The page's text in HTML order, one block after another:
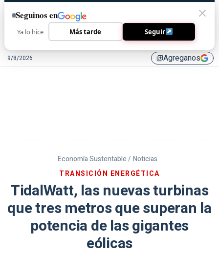
9/8/2026 library_addAgreganos
Economía Sustentable / Noticias
TRANSICIÓN ENERGÉTICA
TidalWatt, las nuevas turbinas
que tres metros que superan la
potencia de las gigantes
eólicas
Seguinos en
Ya lo hice Más tarde Seguir